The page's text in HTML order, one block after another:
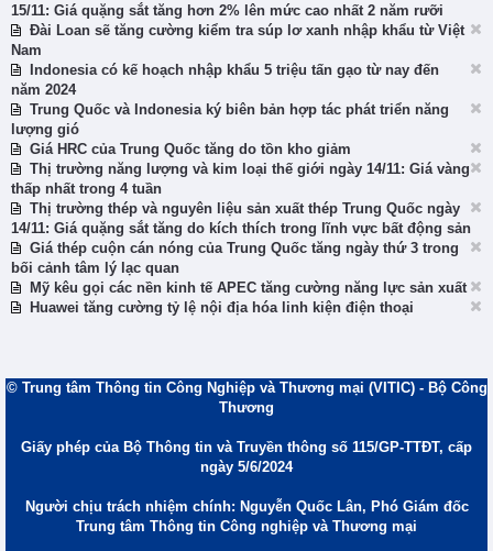
15/11: Giá quặng sắt tăng hơn 2% lên mức cao nhất 2 năm rưỡi
Đài Loan sẽ tăng cường kiểm tra súp lơ xanh nhập khẩu từ Việt
Nam
Indonesia có kế hoạch nhập khẩu 5 triệu tấn gạo từ nay đến
năm 2024
Trung Quốc và Indonesia ký biên bản hợp tác phát triển năng
lượng gió
Giá HRC của Trung Quốc tăng do tồn kho giảm
Thị trường năng lượng và kim loại thế giới ngày 14/11: Giá vàng
thấp nhất trong 4 tuần
Thị trường thép và nguyên liệu sản xuất thép Trung Quốc ngày
14/11: Giá quặng sắt tăng do kích thích trong lĩnh vực bất động sản
Giá thép cuộn cán nóng của Trung Quốc tăng ngày thứ 3 trong
bối cảnh tâm lý lạc quan
Mỹ kêu gọi các nền kinh tế APEC tăng cường năng lực sản xuất
Huawei tăng cường tỷ lệ nội địa hóa linh kiện điện thoại
© Trung tâm Thông tin Công Nghiệp và Thương mại (VITIC) - Bộ Công
Thương
Giấy phép của Bộ Thông tin và Truyền thông số 115/GP-TTĐT, cấp
ngày 5/6/2024
Người chịu trách nhiệm chính: Nguyễn Quốc Lân, Phó Giám đốc
Trung tâm Thông tin Công nghiệp và Thương mại